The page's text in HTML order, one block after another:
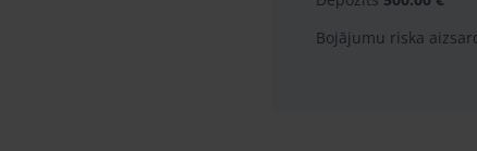
Bojājumu riska